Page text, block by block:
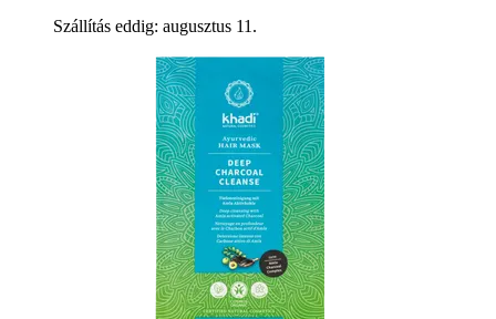
Szállítás eddig: augusztus 11.